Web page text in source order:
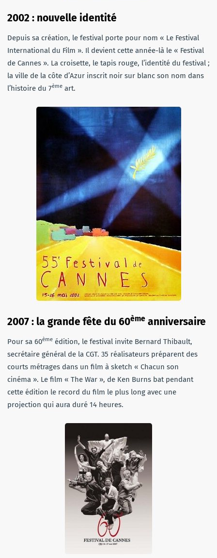
2002 : nouvelle identité
Depuis sa création, le festival porte pour nom « Le Festival
International du Film ». Il devient cette année-là le « Festival
de Cannes ». La croisette, le tapis rouge, l’identité du festival ;
la ville de la côte d’Azur inscrit noir sur blanc son nom dans
l’histoire du 7ème art.
2007 : la grande fête du 60ème anniversaire
Pour sa 60ème édition, le festival invite Bernard Thibault,
secrétaire général de la CGT. 35 réalisateurs préparent des
courts métrages dans un film à sketch « Chacun son
cinéma ». Le film « The War », de Ken Burns bat pendant
cette édition le record du film le plus long avec une
projection qui aura duré 14 heures.